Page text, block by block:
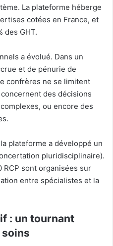
La plateforme héberge
cotées en France, et
des GHT.
a évolué. Dans un
et de pénurie de
confrères ne se limitent
des décisions
ou encore des
plateforme a développé un
pluridisciplinaire).
RCP sont organisées sur
entre spécialistes et la
: un tournant